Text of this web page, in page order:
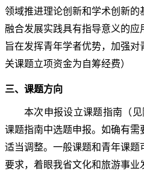
领域推进理论创新和学术创新
融合发展实践具有指导意义的
旨在发挥青年学者优势，加强对
关课题立项资金为自筹经费）
三、课题方向
本次申报设立课题指南（见
课题指南中选题申报。如确有
适当调整。一般课题和青年课题
要求，着眼我省文化和旅游事